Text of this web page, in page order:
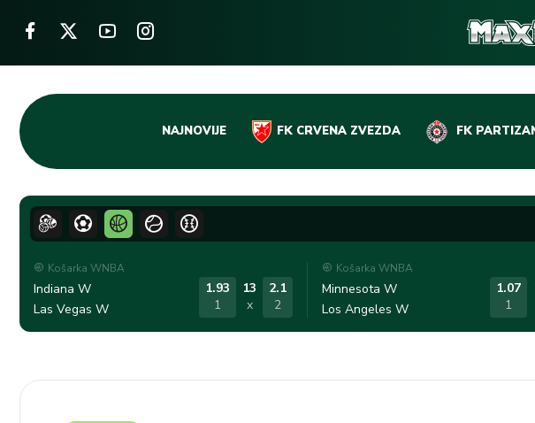
Skip
content
NAJNOVIJE FK CRVENA ZVEZDA FK
Košarka WNBA
Indiana W
Las Vegas W
1.93
1
13
x
2.1
2
Košarka WNBA
Minnesota W
Los Angeles W
1.07
1